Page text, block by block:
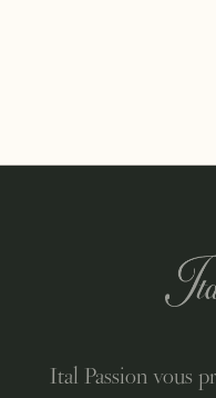
Ital Passion vous